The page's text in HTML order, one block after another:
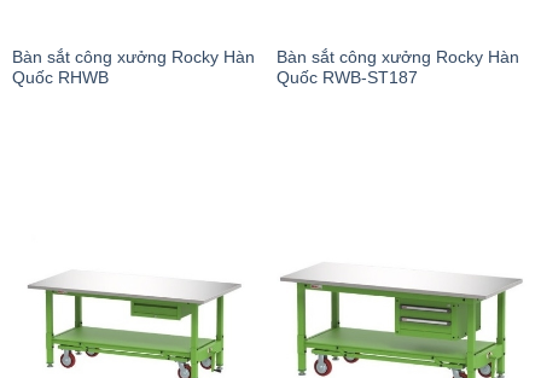
Bàn sắt công xưởng Rocky Hàn
Quốc RHWB
Bàn sắt công xưởng Rocky Hàn
Quốc RWB-ST187